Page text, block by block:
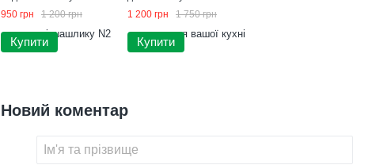
950 грн
1 200 грн
Купити
1 200 грн
1 750 грн
Купити
Новий коментар